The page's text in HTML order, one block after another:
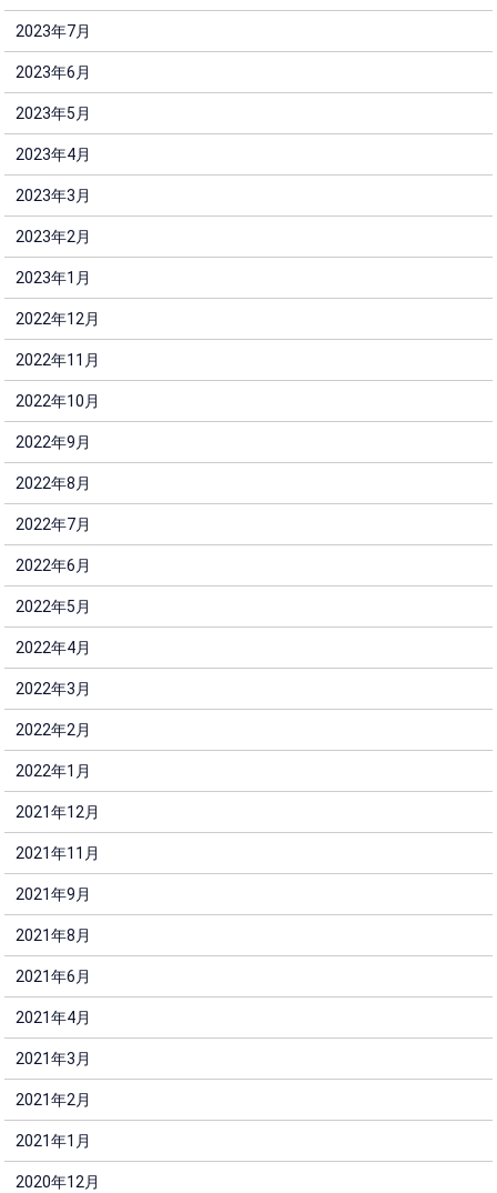
2023年7月
2023年6月
2023年5月
2023年4月
2023年3月
2023年2月
2023年1月
2022年12月
2022年11月
2022年10月
2022年9月
2022年8月
2022年7月
2022年6月
2022年5月
2022年4月
2022年3月
2022年2月
2022年1月
2021年12月
2021年11月
2021年9月
2021年8月
2021年6月
2021年4月
2021年3月
2021年2月
2021年1月
2020年12月